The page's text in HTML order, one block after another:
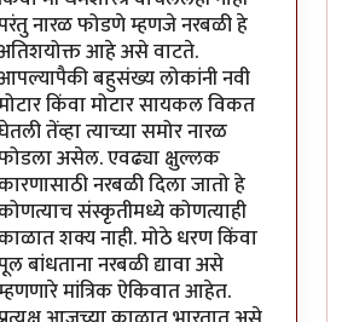
नारळ फोडणे म्हणजे नरबळी हे
आहे असे वाटते.
बहुसंख्य लोकांनी नवी
किंवा मोटार सायकल विकत
तेंव्हा त्याच्या समोर नारळ
असेल. एवढ्या क्षुल्लक
नरबळी दिला जातो हे
संस्कृतीमध्ये कोणत्याही
शक्य नाही. मोठे धरण किंवा
बांधताना नरबळी द्यावा असे
मांत्रिक ऐकिवात आहेत.